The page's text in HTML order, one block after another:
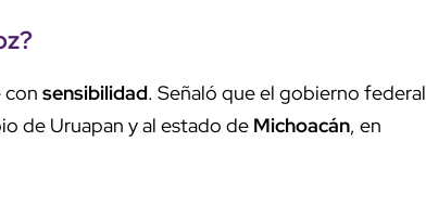
?
con sensibilidad. Señaló que el gobierno federal
de Uruapan y al estado de Michoacán, en